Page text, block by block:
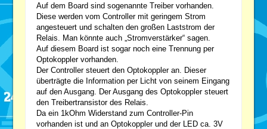
Auf dem Board sind sogenannte Treiber vorhanden.
Diese werden vom Controller mit geringem Strom
angesteuert und schalten den großen Laststrom der
Relais. Man könnte auch „Stromverstärker“ sagen.
Auf diesem Board ist sogar noch eine Trennung per
Optokoppler vorhanden.
Der Controller steuert den Optokoppler an. Dieser
überträgte die Information per Licht von seinem Eingang
auf den Ausgang. Der Ausgang des Optokoppler steuert
den Treibertransistor des Relais.
Da ein 1kOhm Widerstand zum Controller-Pin
vorhanden ist und an Optokoppler und der LED ca. 3V